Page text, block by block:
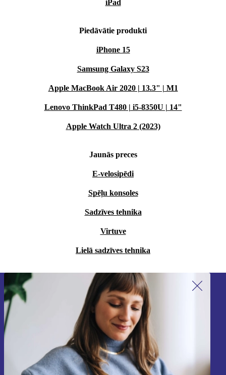
iPad
Piedāvātie produkti
iPhone 15
Samsung Galaxy S23
Apple MacBook Air 2020 | 13.3" | M1
Lenovo ThinkPad T480 | i5-8350U | 14"
Apple Watch Ultra 2 (2023)
Jaunās preces
E-velosipēdi
Spēļu konsoles
Sadzīves tehnika
Virtuve
Lielā sadzīves tehnika
Piesakieties mūsu jaunumu
saņemšanai!
Nekad vairs nepalaidiet garām nevienu
piedāvājumu.